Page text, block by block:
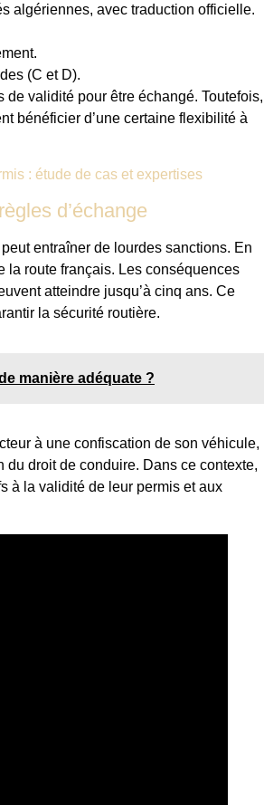
algériennes, avec traduction officielle.
(C et D).
de validité pour être échangé. Toutefois,
bénéficier d’une certaine flexibilité à
: étude de cas et expertises
d’échange
entraîner de lourdes sanctions. En
la route français. Les conséquences
atteindre jusqu’à cinq ans. Ce
la sécurité routière.
manière adéquate ?
à une confiscation de son véhicule,
droit de conduire. Dans ce contexte,
à la validité de leur permis et aux